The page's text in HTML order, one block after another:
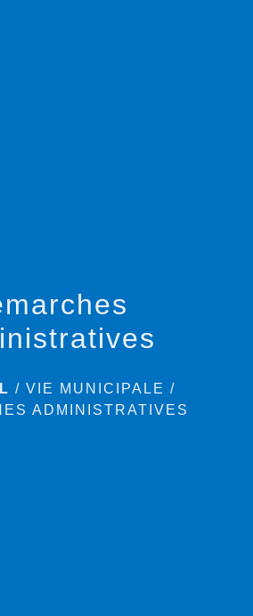
/ VIE MUNICIPALE /
ADMINISTRATIVES